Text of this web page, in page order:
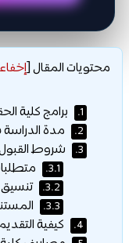
محتويات المقال[إخفاء
1. برامج كلية
2. مدة الدراسة
3. شروط
3.1.
3.2. تنسيق
3.3.
4. كيفية